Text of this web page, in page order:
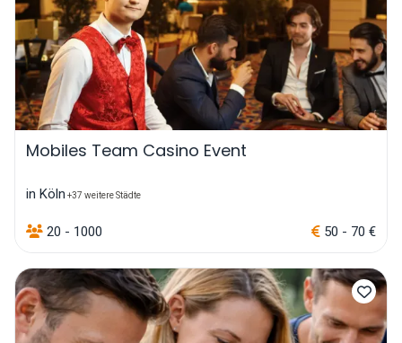
Mobiles Team Casino Event
in Köln +37 weitere Städte
20 - 1000 50 - 70 €